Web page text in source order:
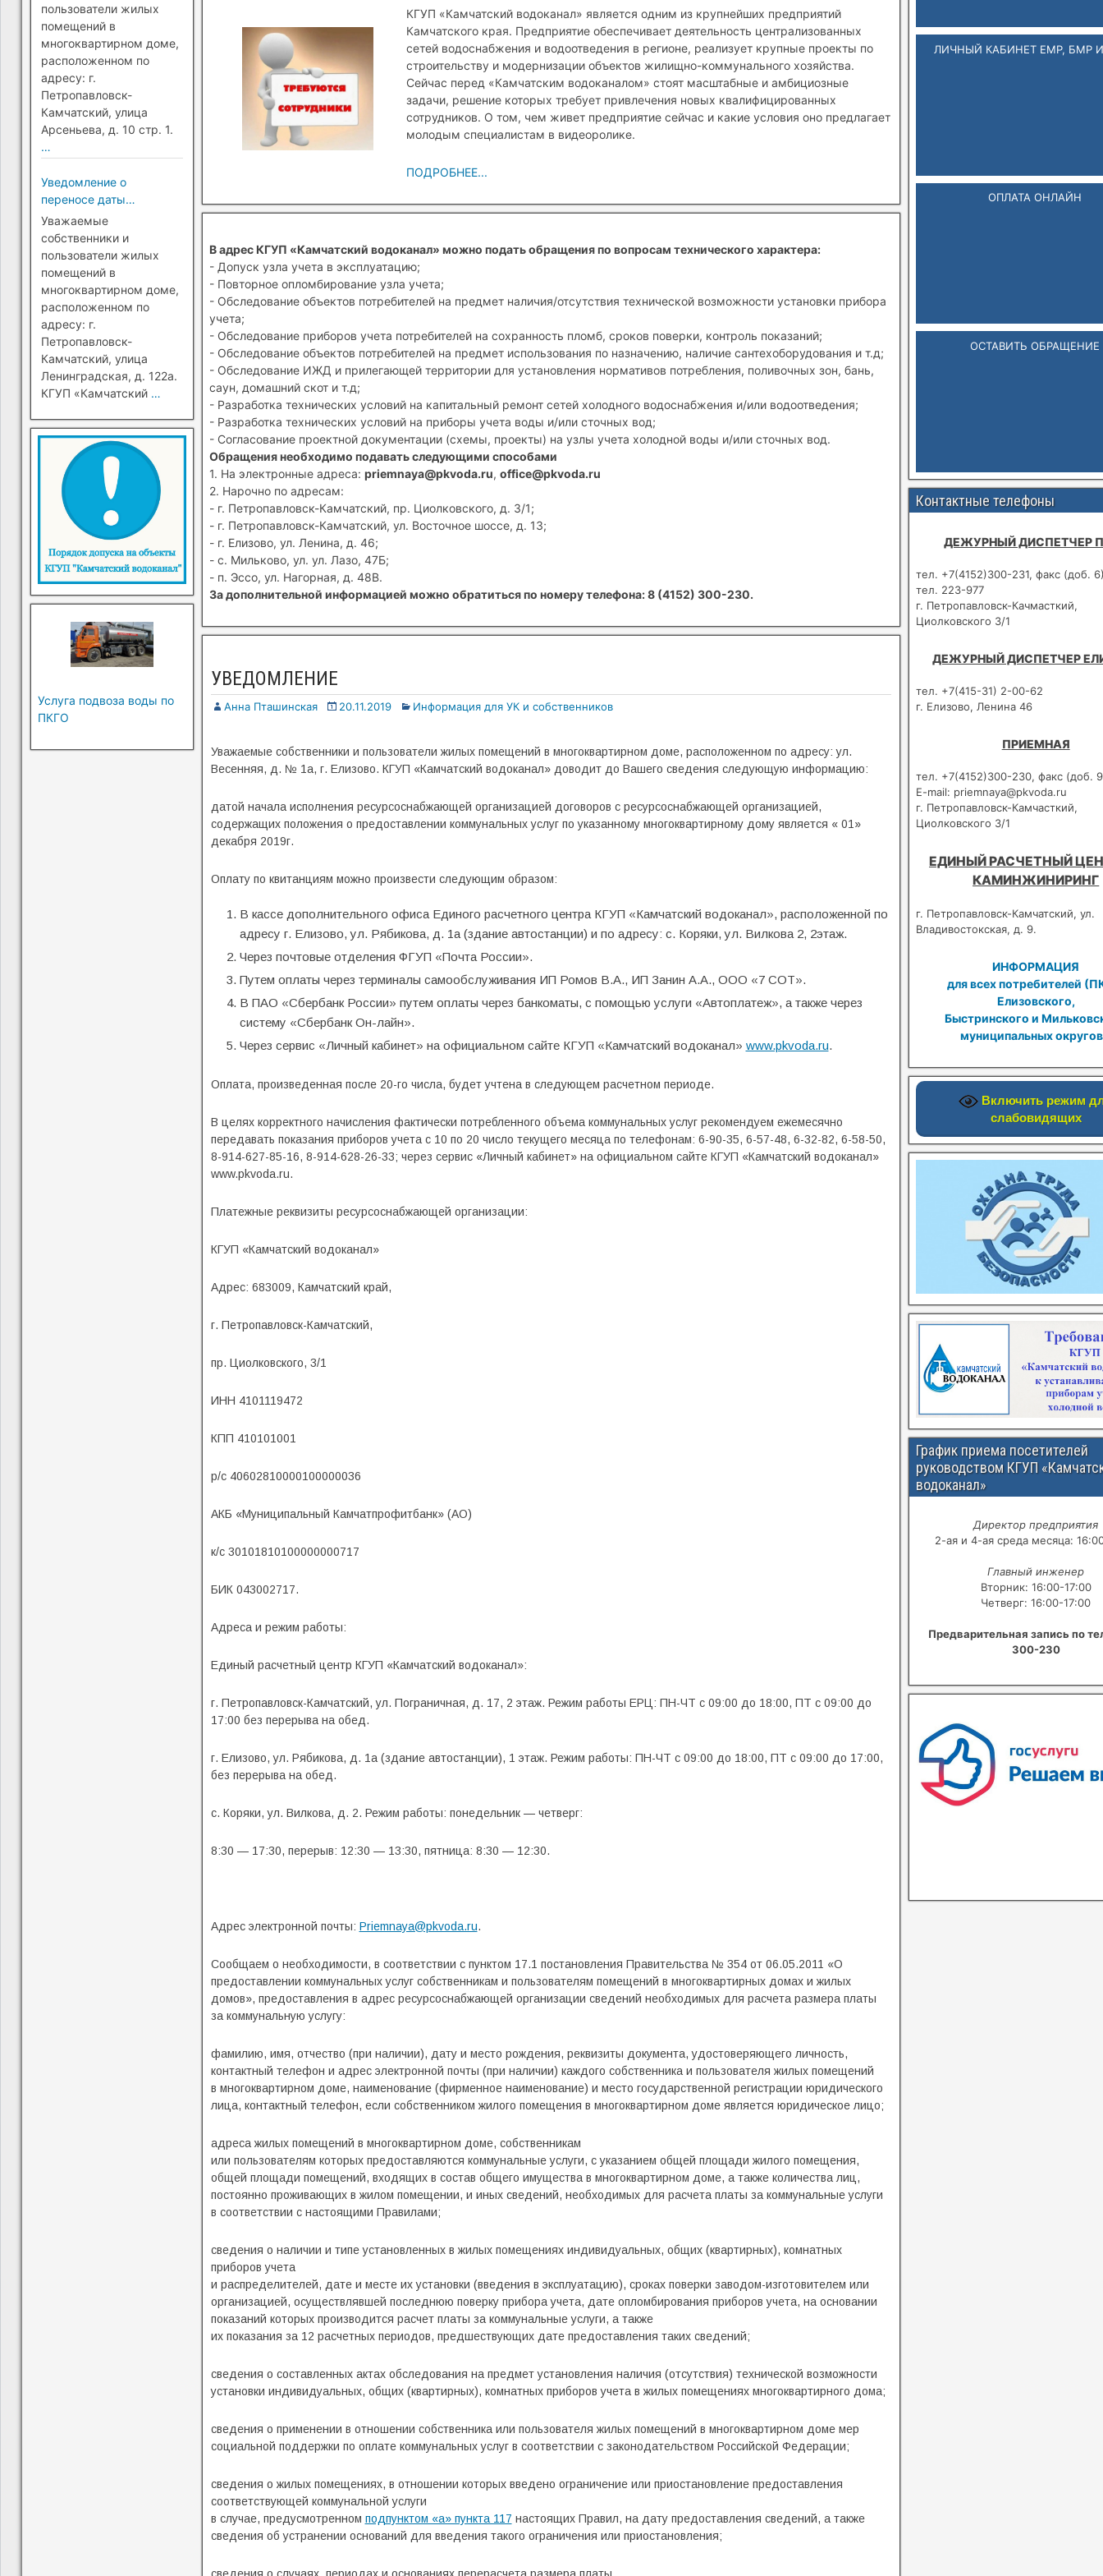
КГУП «Камчатский водоканал» является одним из крупнейших предприятий
Камчатского края. Предприятие обеспечивает деятельность централизованных
сетей водоснабжения и водоотведения в регионе, реализует крупные проекты по
строительству и модернизации объектов жилищно-коммунального хозяйства.
Сейчас перед «Камчатским водоканалом» стоят масштабные и амбициозные
задачи, решение которых требует привлечения новых квалифицированных
сотрудников. О том, чем живет предприятие сейчас и какие условия оно предлагает
молодым специалистам в видеоролике.
ПОДРОБНЕЕ...
В адрес КГУП «Камчатский водоканал» можно подать обращения по вопросам технического характера:
- Допуск узла учета в эксплуатацию;
- Повторное опломбирование узла учета;
- Обследование объектов потребителей на предмет наличия/отсутствия технической возможности установки прибора
учета;
- Обследование приборов учета потребителей на сохранность пломб, сроков поверки, контроль показаний;
- Обследование объектов потребителей на предмет использования по назначению, наличие сантехоборудования и т.д;
- Обследование ИЖД и прилегающей территории для установления нормативов потребления, поливочных зон, бань,
саун, домашний скот и т.д;
- Разработка технических условий на капитальный ремонт сетей холодного водоснабжения и/или водоотведения;
- Разработка технических условий на приборы учета воды и/или сточных вод;
- Согласование проектной документации (схемы, проекты) на узлы учета холодной воды и/или сточных вод.
Обращения необходимо подавать следующими способами
1. На электронные адреса: priemnaya@pkvoda.ru, office@pkvoda.ru
2. Нарочно по адресам:
- г. Петропавловск-Камчатский, пр. Циолковского, д. 3/1;
- г. Петропавловск-Камчатский, ул. Восточное шоссе, д. 13;
- г. Елизово, ул. Ленина, д. 46;
- с. Мильково, ул. ул. Лазо, 47Б;
- п. Эссо, ул. Нагорная, д. 48В.
За дополнительной информацией можно обратиться по номеру телефона: 8 (4152) 300-230.
УВЕДОМЛЕНИЕ
Анна Пташинская 20.11.2019 Информация для УК и собственников
Уважаемые собственники и пользователи жилых помещений в многоквартирном доме, расположенном по адресу: ул.
Весенняя, д. № 1а, г. Елизово. КГУП «Камчатский водоканал» доводит до Вашего сведения следующую информацию:
датой начала исполнения ресурсоснабжающей организацией договоров с ресурсоснабжающей организацией,
содержащих положения о предоставлении коммунальных услуг по указанному многоквартирному дому является « 01»
декабря 2019г.
Оплату по квитанциям можно произвести следующим образом:
В кассе дополнительного офиса Единого расчетного центра КГУП «Камчатский водоканал», расположенной по
адресу г. Елизово, ул. Рябикова, д. 1а (здание автостанции) и по адресу: с. Коряки, ул. Вилкова 2, 2этаж.
Через почтовые отделения ФГУП «Почта России».
Путем оплаты через терминалы самообслуживания ИП Ромов В.А., ИП Занин А.А., ООО «7 СОТ».
В ПАО «Сбербанк России» путем оплаты через банкоматы, с помощью услуги «Автоплатеж», а также через
систему «Сбербанк Он-лайн».
Через сервис «Личный кабинет» на официальном сайте КГУП «Камчатский водоканал» www.pkvoda.ru.
Оплата, произведенная после 20-го числа, будет учтена в следующем расчетном периоде.
В целях корректного начисления фактически потребленного объема коммунальных услуг рекомендуем ежемесячно
передавать показания приборов учета с 10 по 20 число текущего месяца по телефонам: 6-90-35, 6-57-48, 6-32-82, 6-58-50,
8-914-627-85-16, 8-914-628-26-33; через сервис «Личный кабинет» на официальном сайте КГУП «Камчатский водоканал»
www.pkvoda.ru.
Платежные реквизиты ресурсоснабжающей организации:
КГУП «Камчатский водоканал»
Адрес: 683009, Камчатский край,
г. Петропавловск-Камчатский,
пр. Циолковского, 3/1
ИНН 4101119472
КПП 410101001
р/с 40602810000100000036
АКБ «Муниципальный Камчатпрофитбанк» (АО)
к/с 30101810100000000717
БИК 043002717.
Адреса и режим работы:
Единый расчетный центр КГУП «Камчатский водоканал»:
г. Петропавловск-Камчатский, ул. Пограничная, д. 17, 2 этаж. Режим работы ЕРЦ: ПН-ЧТ с 09:00 до 18:00, ПТ с 09:00 до
17:00 без перерыва на обед.
г. Елизово, ул. Рябикова, д. 1а (здание автостанции), 1 этаж. Режим работы: ПН-ЧТ с 09:00 до 18:00, ПТ с 09:00 до 17:00,
без перерыва на обед.
с. Коряки, ул. Вилкова, д. 2. Режим работы: понедельник — четверг:
8:30 — 17:30, перерыв: 12:30 — 13:30, пятница: 8:30 — 12:30.
Адрес электронной почты: Priemnaya@pkvoda.ru.
Сообщаем о необходимости, в соответствии с пунктом 17.1 постановления Правительства № 354 от 06.05.2011 «О
предоставлении коммунальных услуг собственникам и пользователям помещений в многоквартирных домах и жилых
домов», предоставления в адрес ресурсоснабжающей организации сведений необходимых для расчета размера платы
за коммунальную услугу:
фамилию, имя, отчество (при наличии), дату и место рождения, реквизиты документа, удостоверяющего личность,
контактный телефон и адрес электронной почты (при наличии) каждого собственника и пользователя жилых помещений
в многоквартирном доме, наименование (фирменное наименование) и место государственной регистрации юридического
лица, контактный телефон, если собственником жилого помещения в многоквартирном доме является юридическое лицо;
адреса жилых помещений в многоквартирном доме, собственникам
или пользователям которых предоставляются коммунальные услуги, с указанием общей площади жилого помещения,
общей площади помещений, входящих в состав общего имущества в многоквартирном доме, а также количества лиц,
постоянно проживающих в жилом помещении, и иных сведений, необходимых для расчета платы за коммунальные услуги
в соответствии с настоящими Правилами;
сведения о наличии и типе установленных в жилых помещениях индивидуальных, общих (квартирных), комнатных
приборов учета
и распределителей, дате и месте их установки (введения в эксплуатацию), сроках поверки заводом-изготовителем или
организацией, осуществлявшей последнюю поверку прибора учета, дате опломбирования приборов учета, на основании
показаний которых производится расчет платы за коммунальные услуги, а также
их показания за 12 расчетных периодов, предшествующих дате предоставления таких сведений;
сведения о составленных актах обследования на предмет установления наличия (отсутствия) технической возможности
установки индивидуальных, общих (квартирных), комнатных приборов учета в жилых помещениях многоквартирного дома;
сведения о применении в отношении собственника или пользователя жилых помещений в многоквартирном доме мер
социальной поддержки по оплате коммунальных услуг в соответствии с законодательством Российской Федерации;
сведения о жилых помещениях, в отношении которых введено ограничение или приостановление предоставления
соответствующей коммунальной услуги
в случае, предусмотренном подпунктом «а» пункта 117 настоящих Правил, на дату предоставления сведений, а также
сведения об устранении оснований для введения такого ограничения или приостановления;
Петропавловск-
Камчатский)
пользователи жилых
помещений в
многоквартирном доме,
расположенном по
адресу: г.
Петропавловск-
Камчатский, улица
Арсеньева, д. 10 стр. 1.
…
Уведомление о
переносе даты
перехода на прямые
платежи (г.
Петропавловск-
Камчатский)
Уважаемые
собственники и
пользователи жилых
помещений в
многоквартирном доме,
расположенном по
адресу: г.
Петропавловск-
Камчатский, улица
Ленинградская, д. 122а.
КГУП «Камчатский …
Услуга подвоза воды по
ПКГО
ЛИЧНЫЙ КАБИНЕТ ЕМР, БМР
ОПЛАТА ОНЛАЙН
ОСТАВИТЬ ОБРАЩЕНИЕ
Контактные телефоны
ДЕЖУРНЫЙ ДИСПЕТЧЕР
тел. +7(4152)300-231, факс (доб.
тел. 223-977
г. Петропавловск-Качмасткий,
Циолковского 3/1
ДЕЖУРНЫЙ ДИСПЕТЧЕР
тел. +7(415-31) 2-00-62
г. Елизово, Ленина 46
ПРИЕМНАЯ
тел. +7(4152)300-230, факс (доб.
E-mail: priemnaya@pkvoda.ru
г. Петропавловск-Камчасткий,
Циолковского 3/1
ЕДИНЫЙ РАСЧЕТНЫЙ
КАМИНЖИНИРИНГ
г. Петропавловск-Камчатский, ул.
Владивостокская, д. 9.
ИНФОРМАЦИЯ
для всех потребителей
Елизовского,
Быстринского и
муниципальных
Включить режим
слабовидящих
График приема посетителей
руководством КГУП
водоканал»
Директор предприятия
2-ая и 4-ая среда месяца:
Главный инженер
Вторник: 16:00-17:00
Четверг: 16:00-17:00
Предварительная запись по
300-230
В квитанциях ошибки, в
сотрудники управляющей хамят?
Расскажите о проблемах с ЖКХ